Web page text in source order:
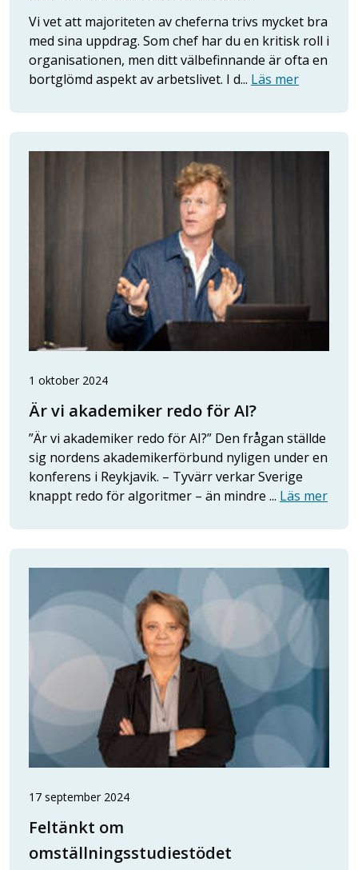
Vi vet att majoriteten av cheferna trivs mycket bra
med sina uppdrag. Som chef har du en kritisk roll i
organisationen, men ditt välbefinnande är ofta en
bortglömd aspekt av arbetslivet. I d... Läs mer
1 oktober 2024
Är vi akademiker redo för AI?
”Är vi akademiker redo för AI?” Den frågan ställde
sig nordens akademikerförbund nyligen under en
konferens i Reykjavik. – Tyvärr verkar Sverige
knappt redo för algoritmer – än mindre ... Läs mer
17 september 2024
Feltänkt om
omställningsstudiestödet